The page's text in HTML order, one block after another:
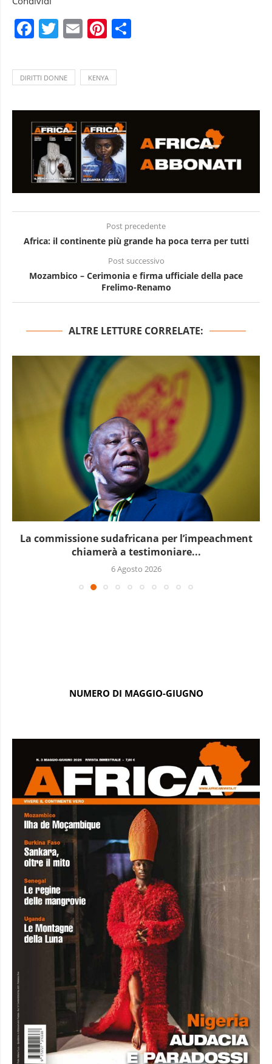
Facebook
Twitter
EmailPinterest
DIRITTI DONNE KENYA
Post precedente
Africa: il continente più grande ha poca terra per tutti
Post successivo
Mozambico – Cerimonia e firma ufficiale della pace
Frelimo-Renamo
ALTRE LETTURE CORRELATE:
La commissione sudafricana per l’impeachment
chiamerà a testimoniare...
6 Agosto 2026
NUMERO DI MAGGIO-GIUGNO